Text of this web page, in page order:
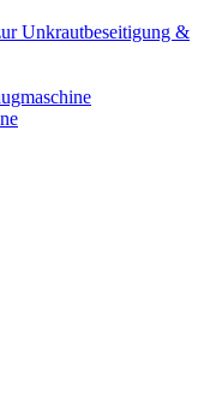
Unkrautbeseitigung &